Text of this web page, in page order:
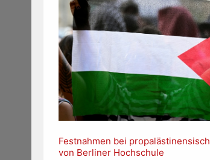
Festnahmen bei
von Berliner Hochschule